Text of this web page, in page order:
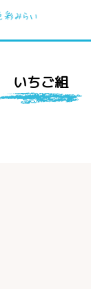
いちご組